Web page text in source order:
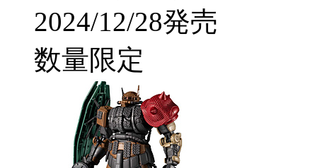
2024/12/28発売
数量限定